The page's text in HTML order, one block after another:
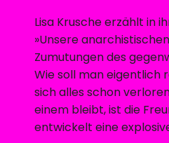
Lisa Krusche erzählt in
»Unsere
Zumutungen des
Wie soll man eigentlich
sich alles schon
einem bleibt, ist die
entwickelt eine